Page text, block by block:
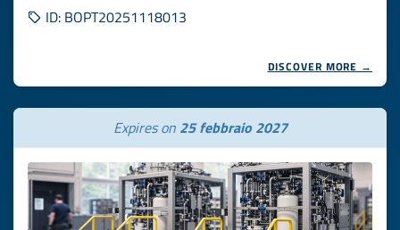
ID: BOPT20251118013
DISCOVER MORE →
Expires on 25 febbraio 2027